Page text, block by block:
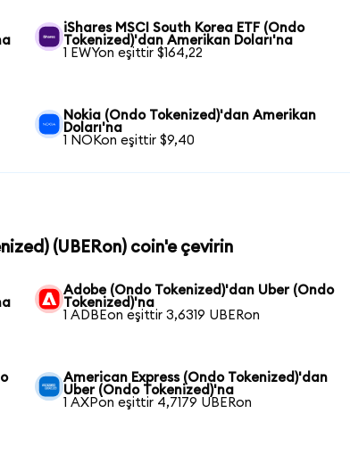
iShares MSCI South Korea ETF (Ondo
Tokenized)'dan Amerikan Doları'na
1 EWYon eşittir $164,22
Nokia (Ondo Tokenized)'dan Amerikan
Doları'na
1 NOKon eşittir $9,40
(UBERon) coin'e çevirin
Adobe (Ondo Tokenized)'dan Uber (Ondo
Tokenized)'na
1 ADBEon eşittir 3,6319 UBERon
American Express (Ondo Tokenized)'dan
Uber (Ondo Tokenized)'na
1 AXPon eşittir 4,7179 UBERon